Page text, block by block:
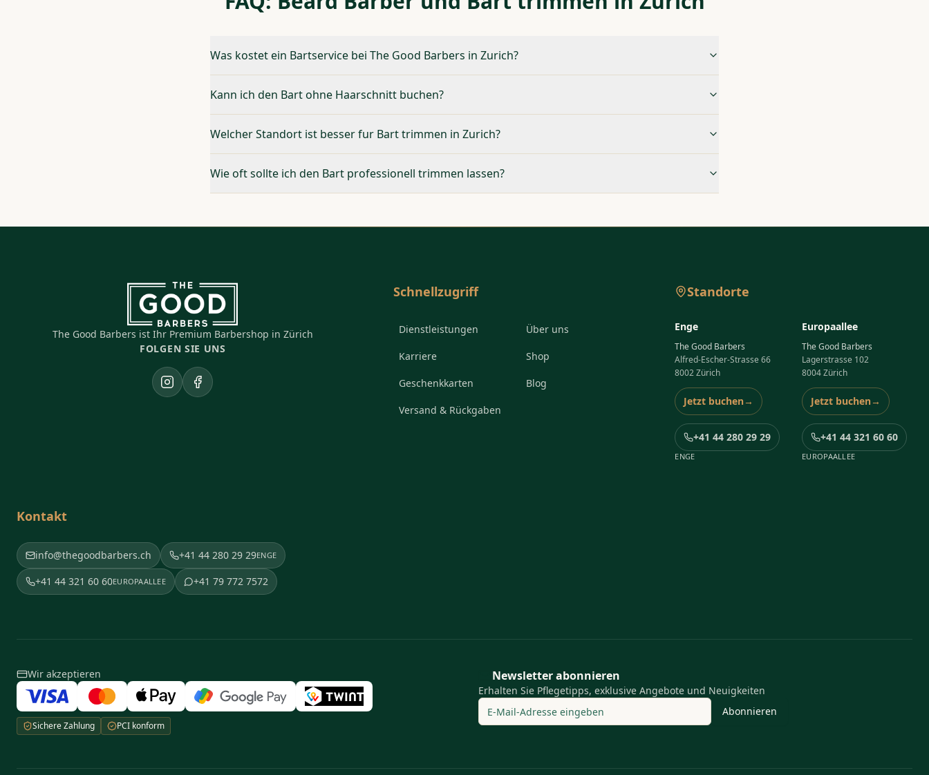
Was kostet ein Bartservice bei The Good Barbers in Zurich?
Kann ich den Bart ohne Haarschnitt buchen?
Welcher Standort ist besser fur Bart trimmen in Zurich?
Wie oft sollte ich den Bart professionell trimmen lassen?
The Good Barbers ist Ihr Premium Barbershop in Zürich
FOLGEN SIE UNS
InstagramFacebook
Schnellzugriff
Dienstleistungen Über uns
Karriere Shop
Geschenkkarten Blog
Versand & Rückgaben
Standorte
Enge
The Good Barbers
Alfred-Escher-Strasse 66
8002 Zürich
Jetzt buchen→
+41 44 280 29 29
ENGE
Europaallee
The Good Barbers
Lagerstrasse 102
8004 Zürich
Jetzt buchen→
+41 44 321 60 60
EUROPAALLEE
Kontakt
info@thegoodbarbers.ch +41 44 280 29 29ENGE
+41 44 321 60 60EUROPAALLEE +41 79 772 7572
Wir akzeptieren
Sichere Zahlung PCI konform
Newsletter abonnieren
Erhalten Sie Pflegetipps, exklusive Angebote und Neuigkeiten
Abonnieren